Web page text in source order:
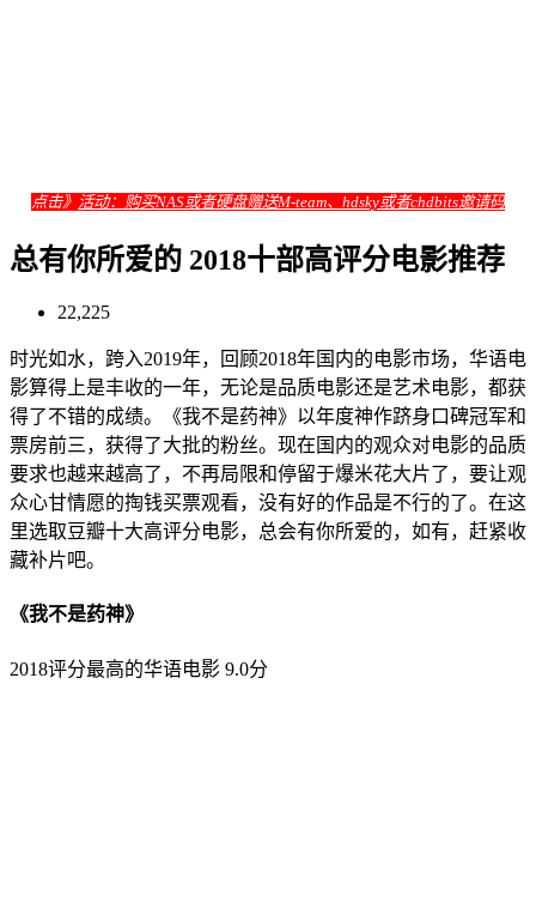
点击》 活动：购买NAS或者硬盘赠送M-team、hdsky或者chdbits邀请码
总有你所爱的 2018十部高评分电影推荐
22,225
时光如水，跨入2019年，回顾2018年国内的电影市场，华语电
影算得上是丰收的一年，无论是品质电影还是艺术电影，都获
得了不错的成绩。《我不是药神》以年度神作跻身口碑冠军和
票房前三，获得了大批的粉丝。现在国内的观众对电影的品质
要求也越来越高了，不再局限和停留于爆米花大片了，要让观
众心甘情愿的掏钱买票观看，没有好的作品是不行的了。在这
里选取豆瓣十大高评分电影，总会有你所爱的，如有，赶紧收
藏补片吧。
《我不是药神》
2018评分最高的华语电影 9.0分